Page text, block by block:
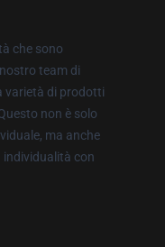
che sono
team di
varietà di prodotti
non è solo
ma anche
individualità con